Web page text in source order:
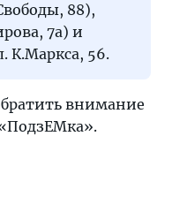
88),
7а) и
К.Маркса, 56.
внимание